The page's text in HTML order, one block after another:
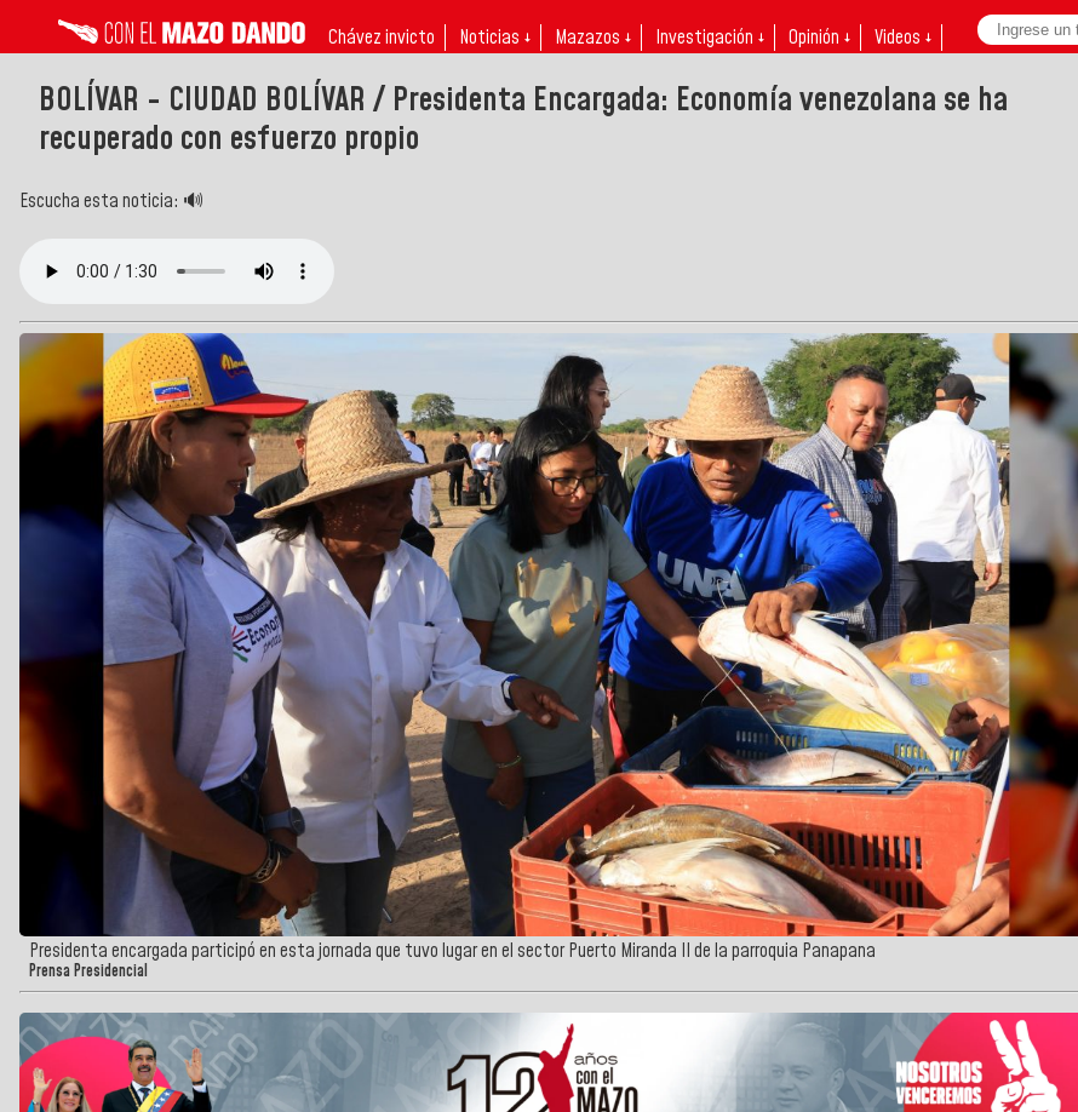
Chávez invicto Noticias ↓ Mazazos ↓ Investigación ↓ Opinión ↓ Videos ↓
BOLÍVAR - CIUDAD BOLÍVAR / Presidenta Encargada: Economía venezolana se ha
recuperado con esfuerzo propio
Escucha esta noticia: 🔊
Presidenta encargada participó en esta jornada que tuvo lugar en el sector Puerto Miranda II de la parroquia Panapana
Prensa Presidencial